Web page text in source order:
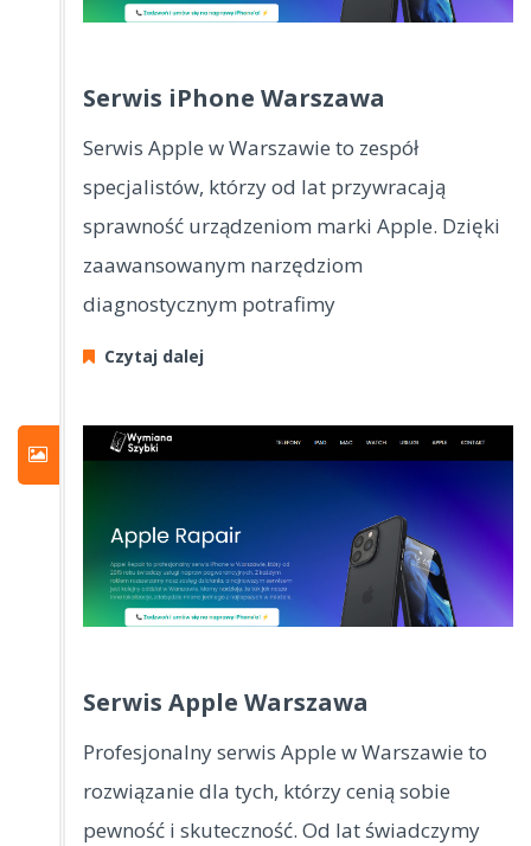
Serwis iPhone Warszawa
Serwis Apple w Warszawie to zespół
specjalistów, którzy od lat przywracają
sprawność urządzeniom marki Apple. Dzięki
zaawansowanym narzędziom
diagnostycznym potrafimy
Czytaj dalej
Serwis Apple Warszawa
Profesjonalny serwis Apple w Warszawie to
rozwiązanie dla tych, którzy cenią sobie
pewność i skuteczność. Od lat świadczymy